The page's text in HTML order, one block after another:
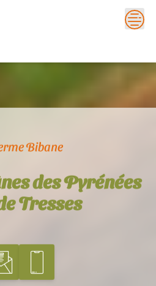
Bibane
des Pyrénées
Tresses